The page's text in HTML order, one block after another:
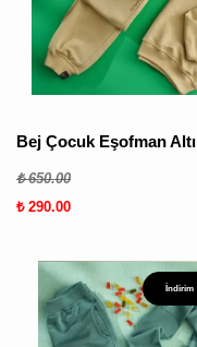
Bej Çocuk Eşofman Altı
₺ 650.00
₺ 290.00
İndirim